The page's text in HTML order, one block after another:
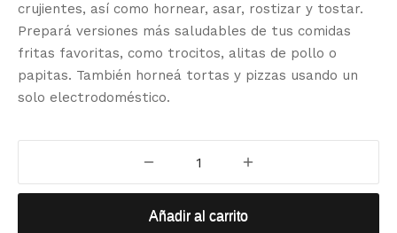
crujientes, así como hornear, asar, rostizar y tostar.
Prepará versiones más saludables de tus comidas
fritas favoritas, como trocitos, alitas de pollo o
papitas. También horneá tortas y pizzas usando un
solo electrodoméstico.
Añadir al carrito